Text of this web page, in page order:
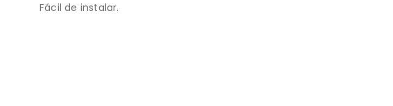
Fácil de instalar.